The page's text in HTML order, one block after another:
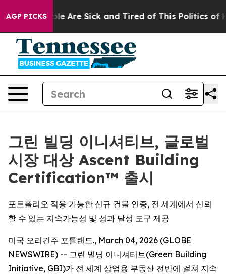
AGP PICKS
“People Are Sick and Tired of This Politics of
그린 빌딩 이니셔티브, 글로벌
시장 대상 Ascent Building
Certification™ 출시
포트폴리오 적용 가능한 신규 건물 인증, 전 세계에서 신뢰
할 수 있는 지속가능성 및 성과 달성 도구 제공
미국 오리건주 포틀랜드., March 04, 2026 (GLOBE
NEWSWIRE) -- 그린 빌딩 이니셔티브(Green Building
Initiative, GBI)가 전 세계 상업용 부동산 전반에 걸쳐 지속